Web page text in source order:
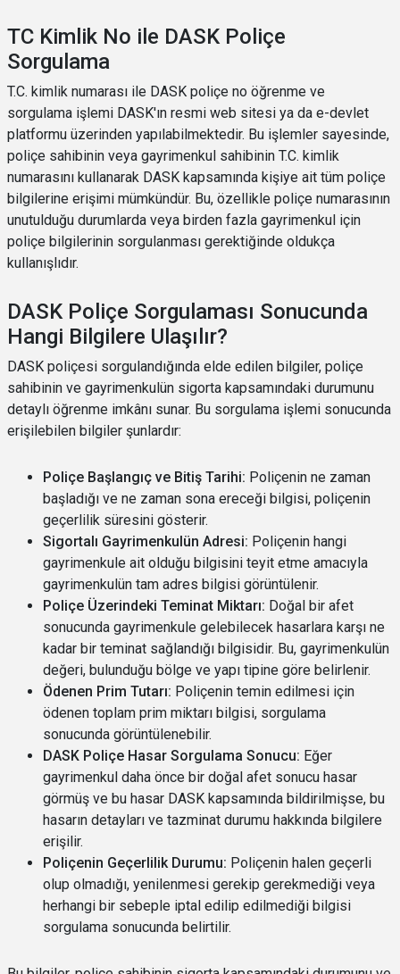
TC Kimlik No ile DASK Poliçe
Sorgulama
T.C. kimlik numarası ile DASK poliçe no öğrenme ve
sorgulama işlemi DASK'ın resmi web sitesi ya da e-devlet
platformu üzerinden yapılabilmektedir. Bu işlemler sayesinde,
poliçe sahibinin veya gayrimenkul sahibinin T.C. kimlik
numarasını kullanarak DASK kapsamında kişiye ait tüm poliçe
bilgilerine erişimi mümkündür. Bu, özellikle poliçe numarasının
unutulduğu durumlarda veya birden fazla gayrimenkul için
poliçe bilgilerinin sorgulanması gerektiğinde oldukça
kullanışlıdır.
DASK Poliçe Sorgulaması Sonucunda
Hangi Bilgilere Ulaşılır?
DASK poliçesi sorgulandığında elde edilen bilgiler, poliçe
sahibinin ve gayrimenkulün sigorta kapsamındaki durumunu
detaylı öğrenme imkânı sunar. Bu sorgulama işlemi sonucunda
erişilebilen bilgiler şunlardır:
Poliçe Başlangıç ve Bitiş Tarihi: Poliçenin ne zaman
başladığı ve ne zaman sona ereceği bilgisi, poliçenin
geçerlilik süresini gösterir.
Sigortalı Gayrimenkulün Adresi: Poliçenin hangi
gayrimenkule ait olduğu bilgisini teyit etme amacıyla
gayrimenkulün tam adres bilgisi görüntülenir.
Poliçe Üzerindeki Teminat Miktarı: Doğal bir afet
sonucunda gayrimenkule gelebilecek hasarlara karşı ne
kadar bir teminat sağlandığı bilgisidir. Bu, gayrimenkulün
değeri, bulunduğu bölge ve yapı tipine göre belirlenir.
Ödenen Prim Tutarı: Poliçenin temin edilmesi için
ödenen toplam prim miktarı bilgisi, sorgulama
sonucunda görüntülenebilir.
DASK Poliçe Hasar Sorgulama Sonucu: Eğer
gayrimenkul daha önce bir doğal afet sonucu hasar
görmüş ve bu hasar DASK kapsamında bildirilmişse, bu
hasarın detayları ve tazminat durumu hakkında bilgilere
erişilir.
Poliçenin Geçerlilik Durumu: Poliçenin halen geçerli
olup olmadığı, yenilenmesi gerekip gerekmediği veya
herhangi bir sebeple iptal edilip edilmediği bilgisi
sorgulama sonucunda belirtilir.